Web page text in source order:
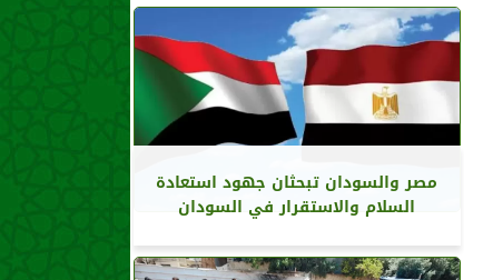
مصر والسودان تبحثان جهود استعادة
السلام والاستقرار في السودان